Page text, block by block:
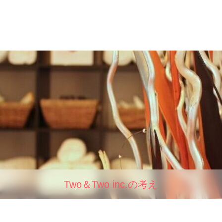
Two＆Two inc.の考え